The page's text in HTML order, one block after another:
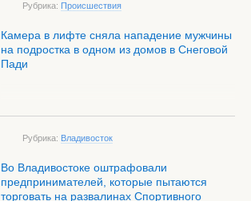
Рубрика: Происшествия
Камера в лифте сняла нападение мужчины
на подростка в одном из домов в Снеговой
Пади
Рубрика: Владивосток
Во Владивостоке оштрафовали
предпринимателей, которые пытаются
торговать на развалинах Спортивного